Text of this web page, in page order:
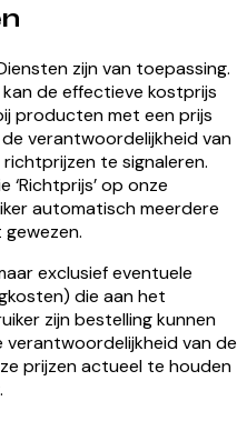
zijn van toepassing.
kan de effectieve kostprijs
producten met een prijs
verantwoordelijkheid van
te signaleren.
op onze
automatisch meerdere
exclusief eventuele
die aan het
zijn bestelling kunnen
van de
prijzen actueel te houden